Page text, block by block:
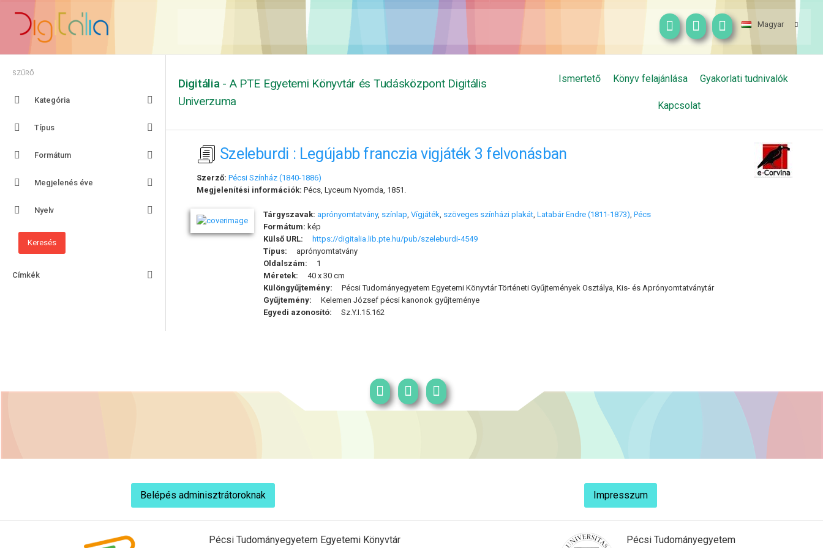
Magyar
SZŰRŐ
Kategória
Típus
Formátum
Megjelenés éve
Nyelv
Címkék
Digitália - A PTE Egyetemi Könyvtár és Tudásközpont Digitális
Univerzuma
Ismertető Könyv felajánlása Gyakorlati tudnivalók
Kapcsolat
Szeleburdi : Legújabb franczia vigjáték 3 felvonásban
Szerző: Pécsi Színház (1840-1886)
Megjelenítési információk: Pécs, Lyceum Nyomda, 1851.
Tárgyszavak: aprónyomtatvány, színlap Vígjáték szöveges színházi plakát Latabár Endre (1811-1873) Pécs
Formátum: kép
Külső URL:
https://digitalia.lib.pte.hu/pub/szeleburdi-4549
Típus:
aprónyomtatvány
Oldalszám:
1
Méretek:
40 x 30 cm
Különgyűjtemény:
Pécsi Tudományegyetem Egyetemi Könyvtár Történeti Gyűjtemények Osztálya, Kis- és Aprónyomtatványtár
Gyűjtemény:
Kelemen József pécsi kanonok gyűjteménye
Egyedi azonosító:
Sz.Y.I.15.162
Belépés adminisztrátoroknak Impresszum
Pécsi Tudományegyetem Egyetemi Könyvtár Pécsi Tudományegyetem